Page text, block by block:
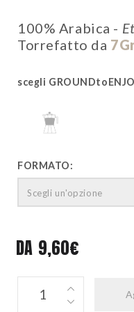
100% Arabica -
Torrefatto da
scegli
FORMATO:
Scegli un'opzione
DA 9,60€
ETIOPIA
quantity